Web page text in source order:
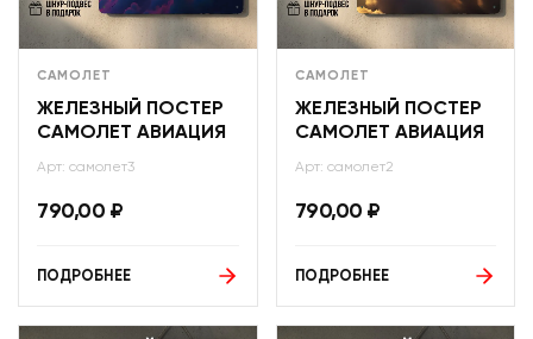
САМОЛЕТ
ЖЕЛЕЗНЫЙ ПОСТЕР
САМОЛЕТ АВИАЦИЯ
Арт: самолет3
790,00 ₽
ПОДРОБНЕЕ
САМОЛЕТ
ЖЕЛЕЗНЫЙ ПОСТЕР
САМОЛЕТ АВИАЦИЯ
Арт: самолет2
790,00 ₽
ПОДРОБНЕЕ